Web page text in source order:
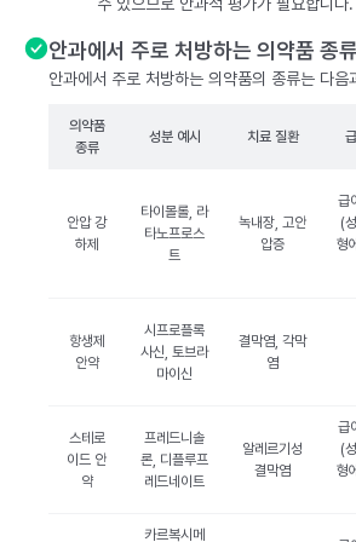
안과에서 주로 처방하는 의약품 종류
안과에서 주로 처방하는 의약품의 종류는 다음
의약품
종류
성분 예시 치료 질환
안압 강
하제
타이몰롤, 라
타노프로스
트
녹내장, 고안
압증
급
(
형
항생제
안약
시프로플록
사신, 토브라
마이신
결막염, 각막
염
스테로
이드 안
약
프레드니솔
론, 디플루프
레드네이트
알레르기성
결막염
급
(
형
카르복시메